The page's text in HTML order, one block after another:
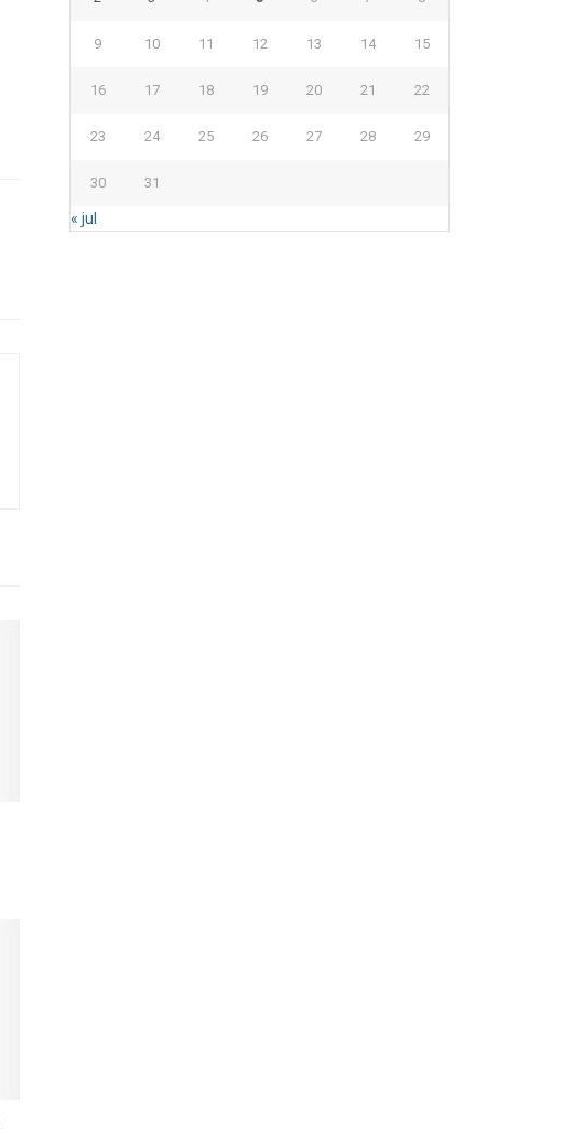
9 10 11 12 13 14 15
16 17 18 19 20 21 22
23 24 25 26 27 28 29
30 31
« jul